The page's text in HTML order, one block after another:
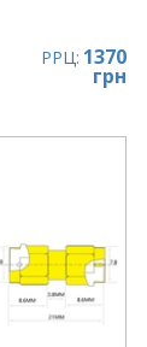
РРЦ: 1370
грн